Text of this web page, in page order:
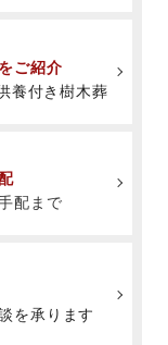
ご紹介
養付き樹木葬
配まで
を承ります